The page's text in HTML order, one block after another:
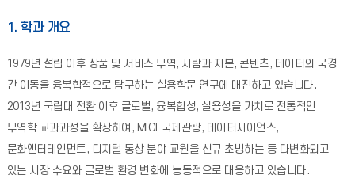
1. 학과 개요
1979년 설립 이후 상품 및 서비스 무역, 사람과 자본, 콘텐츠, 데이터의 국경
간 이동을 융복합적으로 탐구하는 실용학문 연구에 매진하고 있습니다.
2013년 국립대 전환 이후 글로벌, 융복합성, 실용성을 가치로 전통적인
무역학 교과과정을 확장하여, MICE국제관광, 데이터사이언스,
문화엔터테인먼트, 디지털 통상 분야 교원을 신규 초빙하는 등 다변화되고
있는 시장 수요와 글로벌 환경 변화에 능동적으로 대응하고 있습니다.